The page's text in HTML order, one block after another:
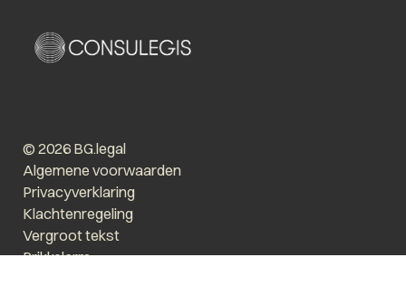
© 2026 BG.legal
Algemene voorwaarden
Privacyverklaring
Klachtenregeling
Vergroot tekst
Prikkelarm